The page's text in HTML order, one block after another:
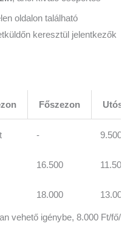
oldalon található
keresztül jelentkezők
Főszezon
- 9.500 Ft
16.500 11.500
18.000 13.000
vehető igénybe, 8.000 Ft/fő/